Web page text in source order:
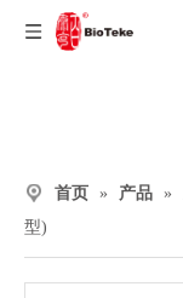
首页 » 产品 »
型)